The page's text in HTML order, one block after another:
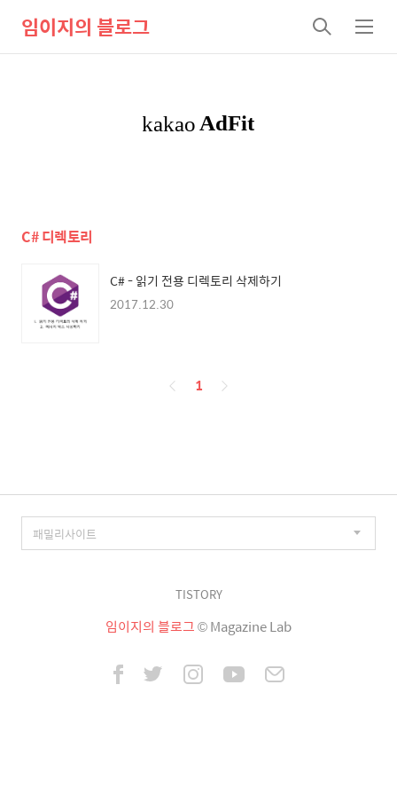
임이지의 블로그
검
색
메
뉴
C# 디렉토리
C# - 읽기 전용 디렉토리 삭제하기
2017.12.30
페
1
TISTORY
임이지의 블로그© Magazine Lab